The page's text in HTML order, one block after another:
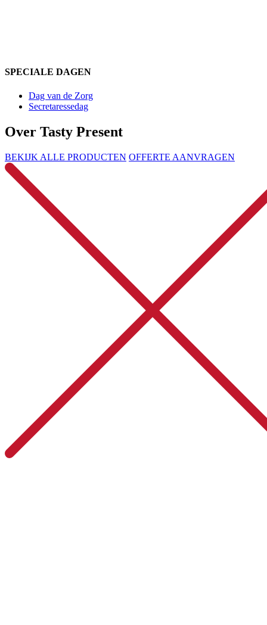
SPECIALE DAGEN
Dag van de Zorg
Secretaressedag
Over Tasty Present
BEKIJK ALLE PRODUCTEN OFFERTE AANVRAGEN